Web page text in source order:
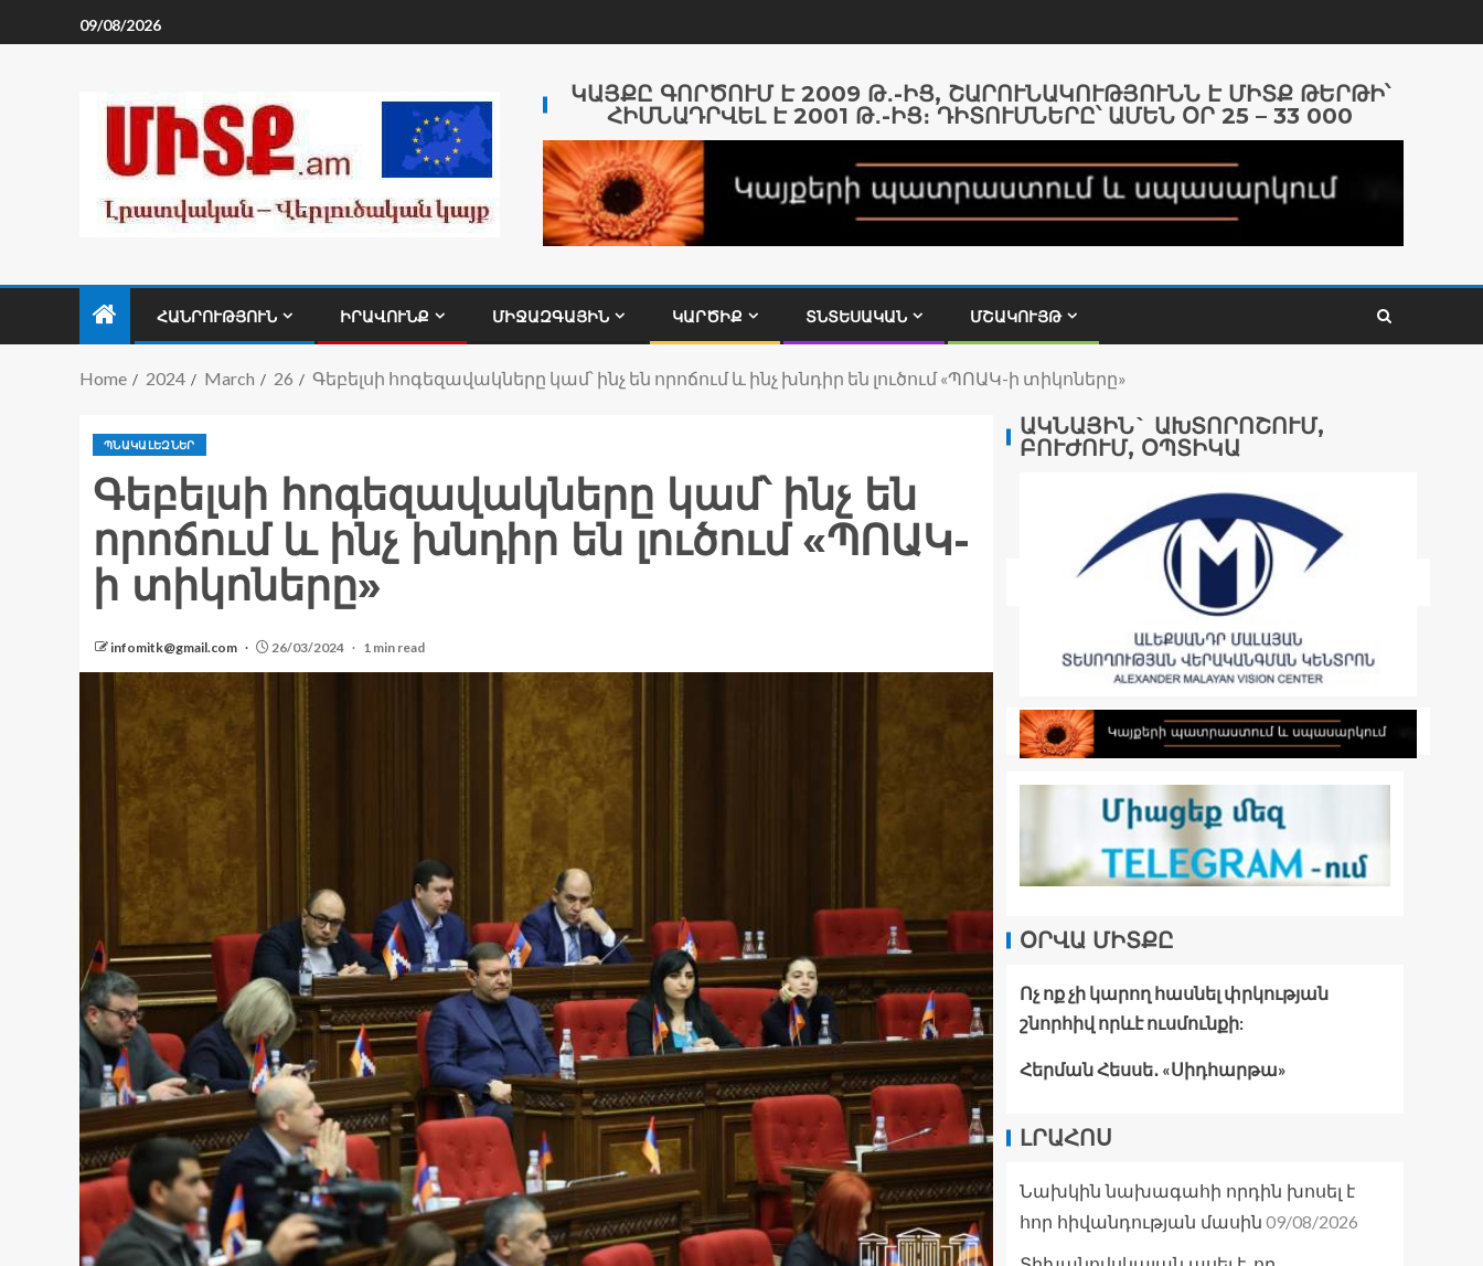
09/08/2026
ԿԱՅՔԸ ԳՈՐԾՈՒՄ Է 2009 Թ․-ԻՑ, ՇԱՐՈՒՆԱԿՈՒԹՅՈՒՆՆ Է ՄԻՏՔ ԹԵՐԹԻ՝
ՀԻՄՆԱԴՐՎԵԼ Է 2001 Թ․-ԻՑ։ ԴԻՏՈՒՄՆԵՐԸ՝ ԱՄԵՆ ՕՐ 25 – 33 000
ՀԱՆՐՈՒԹՅՈՒՆ ԻՐԱՎՈՒՆՔ ՄԻՋԱԶԳԱՅԻՆ ԿԱՐԾԻՔ ՏՆՏԵՍԱԿԱՆ ՄՇԱԿՈՒՅԹ
Home 2024 March 26 Գեբելսի հոգեզավակները կամ՝ ինչ են որոճում և ինչ խնդիր են լուծում «ՊՈԱԿ-ի տիկոները»
ՊՆԱԿԱԼԵԶՆԵՐ
Գեբելսի հոգեզավակները կամ՝ ինչ են
որոճում և ինչ խնդիր են լուծում «ՊՈԱԿ-
ի տիկոները»
infomitk@gmail.com 26/03/2024 1 min read
ԱԿՆԱՅԻՆ` ԱԽՏՈՐՈՇՈՒՄ,
ԲՈՒԺՈՒՄ, ՕՊՏԻԿԱ
ՕՐՎԱ ՄԻՏՔԸ
Ոչ ոք չի կարող հասնել փրկության
շնորհիվ որևէ ուսմունքի:
Հերման Հեսսե․ «Սիդհարթա»
ԼՐԱՀՈՍ
Նախկին նախագահի որդին խոսել է
հոր հիվանդության մասին 09/08/2026